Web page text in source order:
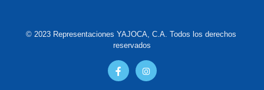
© 2023 Representaciones YAJOCA, C.A. Todos los derechos
reservados